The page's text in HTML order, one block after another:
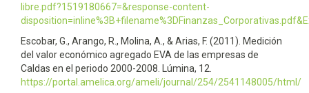
libre.pdf?1519180667=&response-content-
Escobar, G., Arango, R., Molina, A., & Arias, F. (2011). Medición
del valor económico agregado EVA de las empresas de
Caldas en el periodo 2000-2008. Lúmina, 12.
https://portal.amelica.org/ameli/journal/254/2541148005/html/